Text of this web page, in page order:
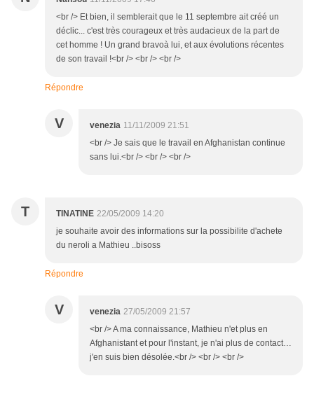
<br /> Et bien, il semblerait que le 11 septembre ait créé un
déclic... c'est très courageux et très audacieux de la part de
cet homme ! Un grand bravoà lui, et aux évolutions récentes
de son travail !<br /> <br /> <br />
Répondre
V venezia 11/11/2009 21:51
<br /> Je sais que le travail en Afghanistan continue
sans lui.<br /> <br /> <br />
T TINATINE 22/05/2009 14:20
je souhaite avoir des informations sur la possibilite d'achete
du neroli a Mathieu ..bisoss
Répondre
V venezia 27/05/2009 21:57
<br /> A ma connaissance, Mathieu n'et plus en
Afghanistant et pour l'instant, je n'ai plus de contact…
j'en suis bien désolée.<br /> <br /> <br />